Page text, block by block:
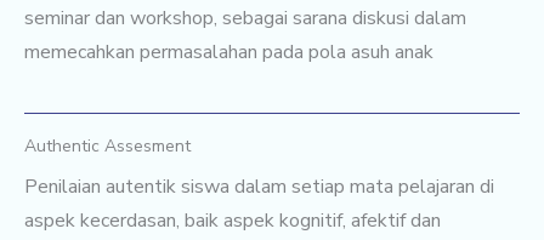
seminar dan workshop, sebagai sarana diskusi dalam
memecahkan permasalahan pada pola asuh anak
Authentic Assesment
Penilaian autentik siswa dalam setiap mata pelajaran di
aspek kecerdasan, baik aspek kognitif, afektif dan